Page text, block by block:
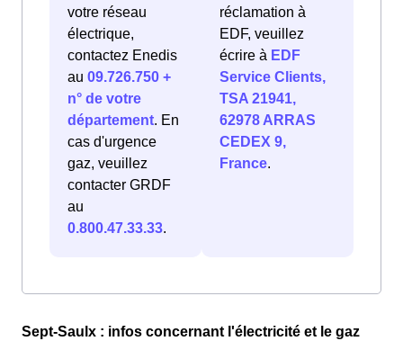
votre réseau
électrique,
contactez Enedis
au 09.726.750 +
n° de votre
département. En
cas d'urgence
gaz, veuillez
contacter GRDF
au
0.800.47.33.33.
réclamation à
EDF, veuillez
écrire à EDF
Service Clients,
TSA 21941,
62978 ARRAS
CEDEX 9,
France.
Sept-Saulx : infos concernant l'électricité et le gaz